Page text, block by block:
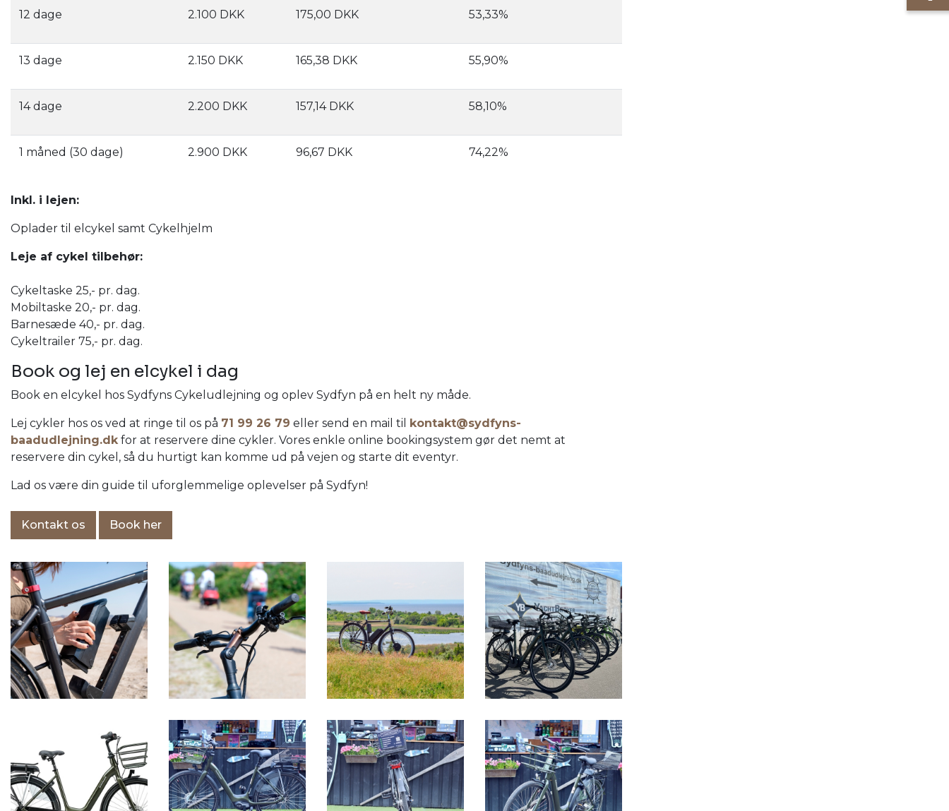
12 dage 2.100 DKK 175,00 DKK 53,33%
13 dage 2.150 DKK 165,38 DKK 55,90%
14 dage 2.200 DKK 157,14 DKK 58,10%
1 måned (30 dage) 2.900 DKK 96,67 DKK 74,22%
Inkl. i lejen:
Oplader til elcykel samt Cykelhjelm
Leje af cykel tilbehør:
Cykeltaske 25,- pr. dag.
Mobiltaske 20,- pr. dag.
Barnesæde 40,- pr. dag.
Cykeltrailer 75,- pr. dag.
Book og lej en elcykel i dag
Book en elcykel hos Sydfyns Cykeludlejning og oplev Sydfyn på en helt ny måde.
Lej cykler hos os ved at ringe til os på 71 99 26 79 eller send en mail til kontakt@sydfyns-
baadudlejning.dkfor at reservere dine cykler. Vores enkle online bookingsystem gør det nemt at
reservere din cykel, så du hurtigt kan komme ud på vejen og starte dit eventyr.
Lad os være din guide til uforglemmelige oplevelser på Sydfyn!
Kontakt os Book her